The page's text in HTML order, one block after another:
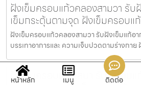
ฝังเข็มครอบแก้วคลองสามวา รับ
เข็มกระตุ้นตามจุด ฝังเข็มครอบแ
ฝังเข็มครอบแก้วคลองสามวา รับฝังเข็มแก้อ
บรรเทาอาการและ ความเจ็บปวดตามร่างกา
ฝังเข็มครอบแก้วเสนา รับฝังเข็ม
หน้าหลัก เมนู ติดต่อ